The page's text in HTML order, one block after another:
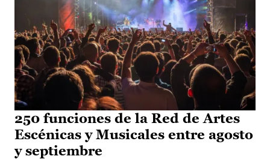
250 funciones de la Red de Artes
Escénicas y Musicales entre agosto
y septiembre